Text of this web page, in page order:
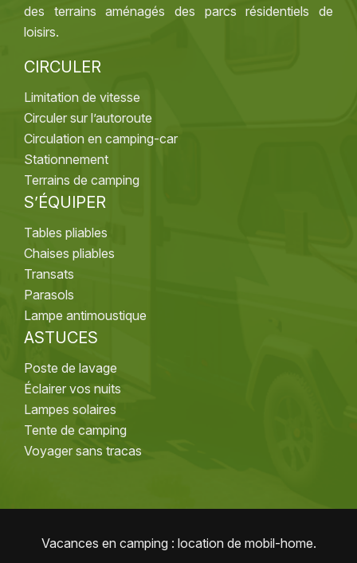
des terrains aménagés des parcs résidentiels de
loisirs.
CIRCULER
Limitation de vitesse
Circuler sur l’autoroute
Circulation en camping-car
Stationnement
Terrains de camping
S’ÉQUIPER
Tables pliables
Chaises pliables
Transats
Parasols
Lampe antimoustique
ASTUCES
Poste de lavage
Éclairer vos nuits
Lampes solaires
Tente de camping
Voyager sans tracas
Vacances en camping : location de mobil-home.